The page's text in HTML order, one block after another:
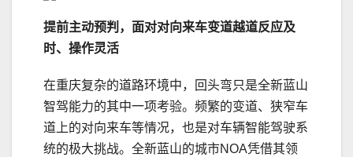
提前主动预判，面对对向来车变道越道反应及
时、操作灵活
在重庆复杂的道路环境中，回头弯只是全新蓝山
智驾能力的其中一项考验。频繁的变道、狭窄车
道上的对向来车等情况，也是对车辆智能驾驶系
统的极大挑战。全新蓝山的城市NOA凭借其领